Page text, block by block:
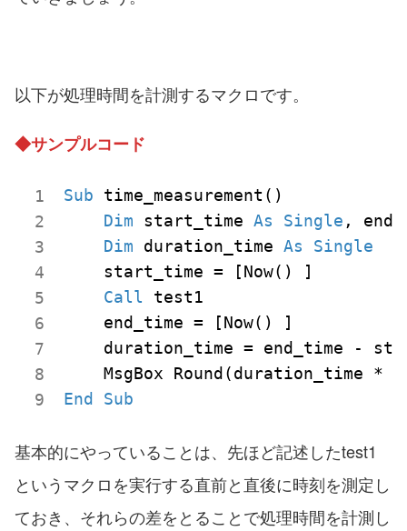
以下が処理時間を計測するマクロです。
◆サンプルコード
Sub time_measurement()
Dim start_time As Single ,
Dim duration_time As
Single
    start_time = [Now() ]
Call test1
    end_time = [Now() ]
duration_time = end_time -
    MsgBox Round(duration_time *
End
Sub
基本的にやっていることは、先ほど記述したtest1
というマクロを実行する直前と直後に時刻を測定し
ておき、それらの差をとることで処理時間を計測し